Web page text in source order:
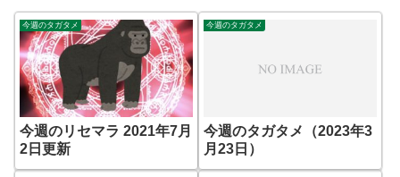
今週のタガタメ
今週のリセマラ 2021年7月
2日更新
今週のタガタメ
今週のタガタメ（2023年3
月23日）